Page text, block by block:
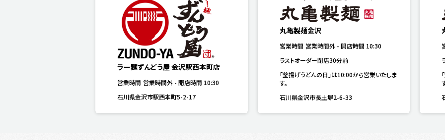
ラー麺ずんどう屋 金沢駅西本町店
営業時間 営業時間外 - 開店時間 10:30
石川県金沢市駅西本町5-2-17
丸亀製麺金沢
営業時間 営業時間外- 開店時間 10:30
ラストオーダー閉店30分前
「釜揚げうどんの日」は10:00から営業いたしま
す。
石川県金沢市長土塀2-6-33